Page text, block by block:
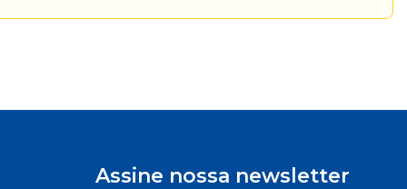
Assine nossa newsletter